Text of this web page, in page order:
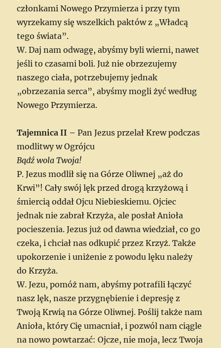
członkami Nowego Przymierza i przy tym
wyrzekamy się wszelkich paktów z „Władcą
tego świata”.
W. Daj nam odwagę, abyśmy byli wierni, nawet
jeśli to czasami boli. Już nie obrzezujemy
naszego ciała, potrzebujemy jednak
„obrzezania serca”, abyśmy mogli żyć według
Nowego Przymierza.
Tajemnica II –Pan Jezus przelał Krew podczas
modlitwy w Ogrójcu
Bądź wola Twoja!
P. Jezus modlił się na Górze Oliwnej „aż do
Krwi”! Cały swój lęk przed drogą krzyżową i
śmiercią oddał Ojcu Niebieskiemu. Ojciec
jednak nie zabrał Krzyża, ale posłał Anioła
pocieszenia. Jezus już od dawna wiedział, co go
czeka, i chciał nas odkupić przez Krzyż. Także
upokorzenie i uniżenie z powodu lęku należy
do Krzyża.
W. Jezu, pomóż nam, abyśmy potrafili łączyć
nasz lęk, nasze przygnębienie i depresję z
Twoją Krwią na Górze Oliwnej. Poślij także nam
Anioła, który Cię umacniał, i pozwól nam ciągle
na nowo powtarzać: Ojcze, nie moja, lecz Twoja